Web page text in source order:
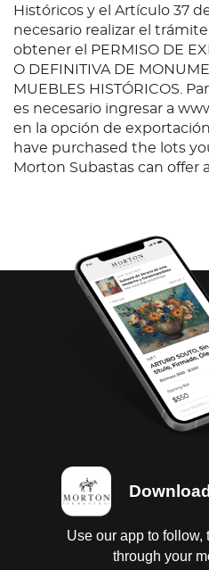
Históricos y el Artículo 37
necesario realizar el
obtener el PERMISO DE
O DEFINITIVA DE
MUEBLES HISTÓRICOS.
es necesario ingresar a
en la opción de
have purchased the lots
Morton Subastas can offer
Use our app to follow,
through your